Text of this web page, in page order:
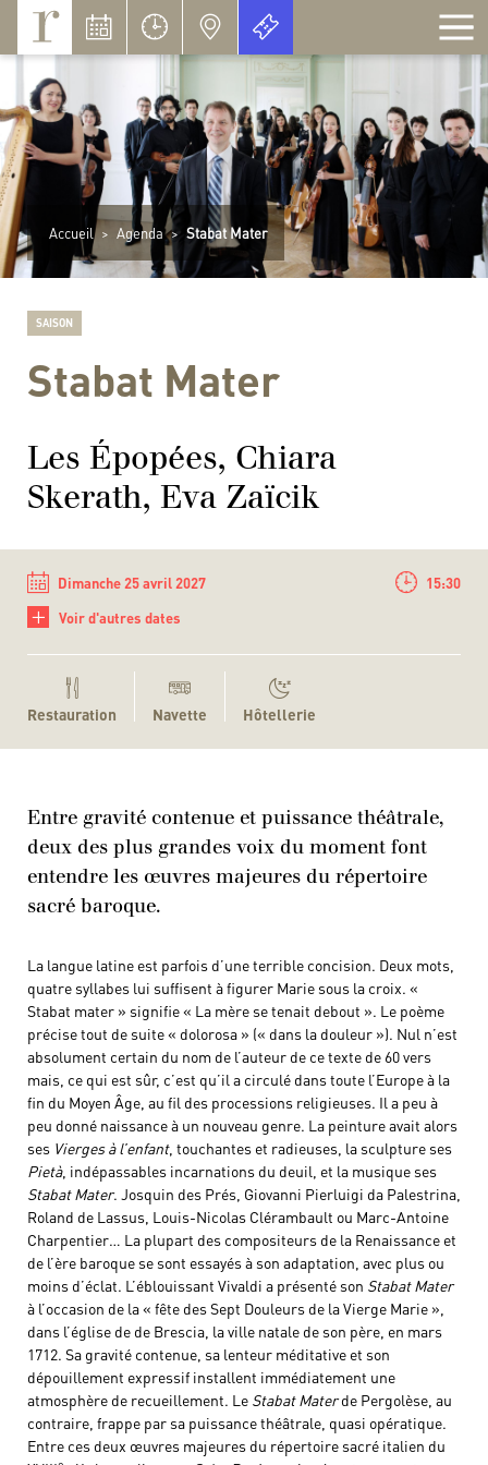
Accueil > Agenda > Stabat Mater
SAISON
Stabat Mater
Les Épopées, Chiara
Skerath, Eva Zaïcik
Dimanche 25 avril 2027 15:30
+ Voir d'autres dates
Restauration Navette Hôtellerie
Entre gravité contenue et puissance théâtrale,
deux des plus grandes voix du moment font
entendre les œuvres majeures du répertoire
sacré baroque.
La langue latine est parfois d’une terrible concision. Deux mots,
quatre syllabes lui suffisent à figurer Marie sous la croix. «
Stabat mater » signifie « La mère se tenait debout ». Le poème
précise tout de suite « dolorosa » (« dans la douleur »). Nul n’est
absolument certain du nom de l’auteur de ce texte de 60 vers
mais, ce qui est sûr, c’est qu’il a circulé dans toute l’Europe à la
fin du Moyen Âge, au fil des processions religieuses. Il a peu à
peu donné naissance à un nouveau genre. La peinture avait alors
ses Vierges à l’enfant, touchantes et radieuses, la sculpture ses
Pietà, indépassables incarnations du deuil, et la musique ses
Stabat Mater. Josquin des Prés, Giovanni Pierluigi da Palestrina,
Roland de Lassus, Louis-Nicolas Clérambault ou Marc-Antoine
Charpentier… La plupart des compositeurs de la Renaissance et
de l’ère baroque se sont essayés à son adaptation, avec plus ou
moins d’éclat. L’éblouissant Vivaldi a présenté son Stabat Mater
à l’occasion de la « fête des Sept Douleurs de la Vierge Marie »,
dans l’église de de Brescia, la ville natale de son père, en mars
1712. Sa gravité contenue, sa lenteur méditative et son
dépouillement expressif installent immédiatement une
atmosphère de recueillement. Le Stabat Materde Pergolèse, au
contraire, frappe par sa puissance théâtrale, quasi opératique.
Entre ces deux œuvres majeures du répertoire sacré italien du
Panneau de gestion des cookies